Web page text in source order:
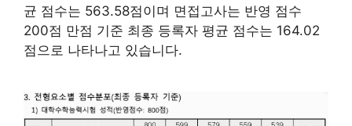
균 점수는 563.58점이며 면접고사는 반영 점수
200점 만점 기준 최종 등록자 평균 점수는 164.02
점으로 나타나고 있습니다.